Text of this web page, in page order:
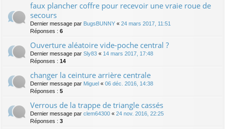
faux plancher coffre pour recevoir une vraie roue de
secours
Dernier message par BugsBUNNY « 24 mars 2017, 11:51
Réponses : 6
Ouverture aléatoire vide-poche central ?
Dernier message par Sly83 « 14 mars 2017, 17:48
Réponses : 14
changer la ceinture arrière centrale
Dernier message par Miguel « 06 déc. 2016, 14:38
Réponses : 5
Verrous de la trappe de triangle cassés
Dernier message par clem64300 « 24 nov. 2016, 22:25
Réponses : 3